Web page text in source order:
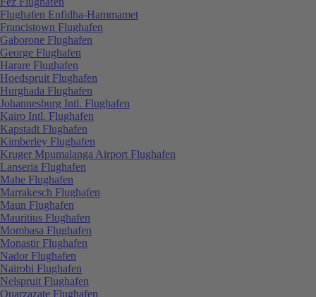
Flughafen Enfidha-Hammamet
Francistown Flughafen
Gaborone Flughafen
George Flughafen
Harare Flughafen
Hoedspruit Flughafen
Hurghada Flughafen
Johannesburg Intl. Flughafen
Kairo Intl. Flughafen
Kapstadt Flughafen
Kimberley Flughafen
Kruger Mpumalanga Airport Flughafen
Lanseria Flughafen
Mahe Flughafen
Marrakesch Flughafen
Maun Flughafen
Mauritius Flughafen
Mombasa Flughafen
Monastir Flughafen
Nador Flughafen
Nairobi Flughafen
Nelspruit Flughafen
Ouarzazate Flughafen